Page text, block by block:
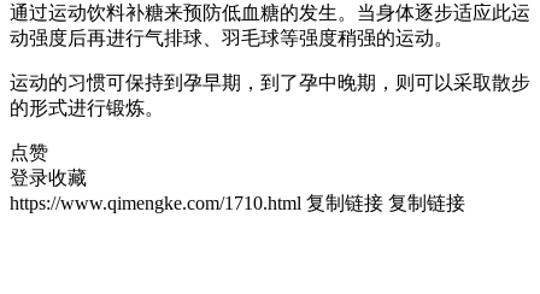
通过运动饮料补糖来预防低血糖的发生。当身体逐步适应此运
动强度后再进行气排球、羽毛球等强度稍强的运动。
运动的习惯可保持到孕早期，到了孕中晚期，则可以采取散步
的形式进行锻炼。
点赞
登录收藏
https://www.qimengke.com/1710.html 复制链接 复制链接